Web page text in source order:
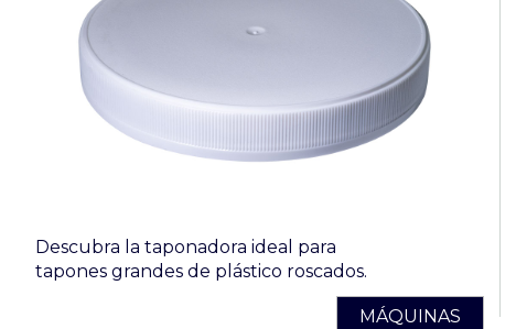
Descubra la taponadora ideal para
tapones grandes de plástico roscados.
MÁQUINAS